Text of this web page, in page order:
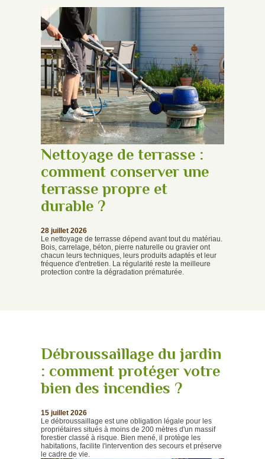
Nettoyage de terrasse :
comment conserver une
terrasse propre et
durable ?
28 juillet 2026
Le nettoyage de terrasse dépend avant tout du matériau.
Bois, carrelage, béton, pierre naturelle ou gravier ont
chacun leurs techniques, leurs produits adaptés et leur
fréquence d'entretien. La régularité reste la meilleure
protection contre la dégradation prématurée.
Débroussaillage du jardin
: comment protéger votre
bien des incendies ?
15 juillet 2026
Le débroussaillage est une obligation légale pour les
propriétaires situés à moins de 200 mètres d'un massif
forestier classé à risque. Bien mené, il protège les
habitations, facilite l'intervention des secours et préserve
le cadre de vie.